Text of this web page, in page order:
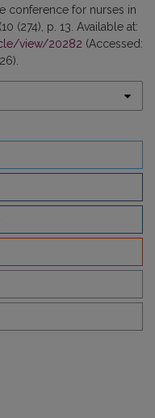
conference for nurses in
(274), p. 13. Available at:
view/20282 (Accessed: